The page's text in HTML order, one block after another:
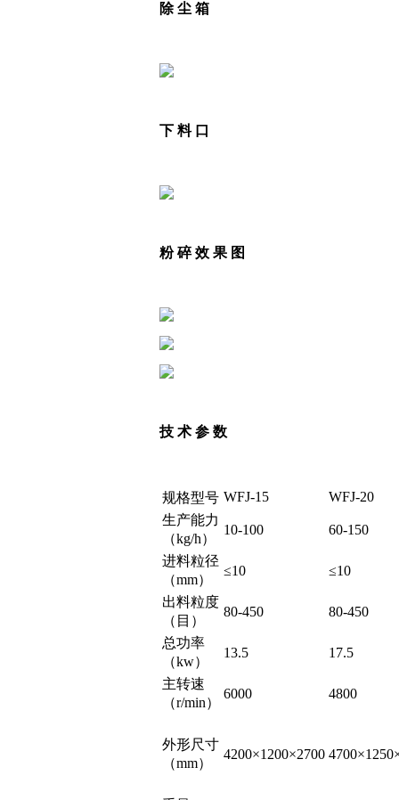
除 尘 箱
下 料 口
粉 碎 效 果 图
技 术 参 数
规格型号 WFJ-15
WFJ-20
生产能力
（kg/h）
10-100 60-150
进料粒径
（mm）
≤10 ≤10
出料粒度
（目）
80-450 80-450
总功率
（kw）
13.5 17.5
主转速
（r/min）
6000 4800
外形尺寸
（mm）
4200×1200×2700